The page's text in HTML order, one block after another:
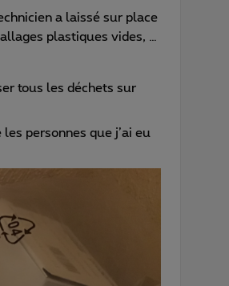
a laissé sur place
plastiques vides, …
tous les déchets sur
personnes que j’ai eu